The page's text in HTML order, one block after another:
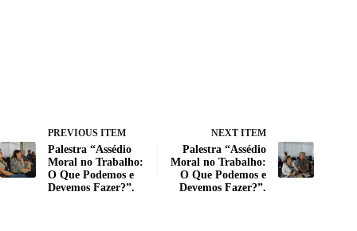
PREVIOUS ITEM
Palestra “Assédio
Moral no Trabalho:
O Que Podemos e
Devemos Fazer?”.
NEXT ITEM
Palestra “Assédio
Moral no Trabalho:
O Que Podemos e
Devemos Fazer?”.